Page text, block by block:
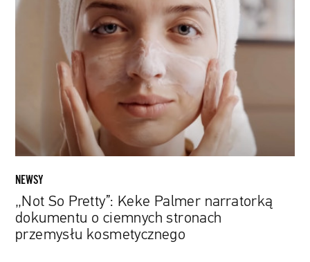
So
stronach
przemysłu
kosmetycznego
NEWSY
„Not So Pretty”: Keke Palmer narratorką
dokumentu o ciemnych stronach
przemysłu kosmetycznego